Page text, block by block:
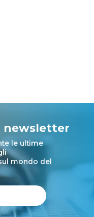
newsletter
le ultime
mondo del